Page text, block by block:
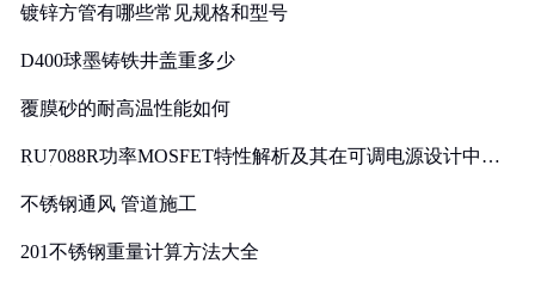
镀锌方管有哪些常见规格和型号
D400球墨铸铁井盖重多少
覆膜砂的耐高温性能如何
RU7088R功率MOSFET特性解析及其在可调电源设计中的
不锈钢通风 管道施工
201不锈钢重量计算方法大全